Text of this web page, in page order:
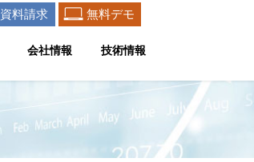
資料請求 無料デモ
会社情報 技術情報